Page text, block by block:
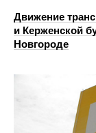
Движение
и Керженской
Новгороде